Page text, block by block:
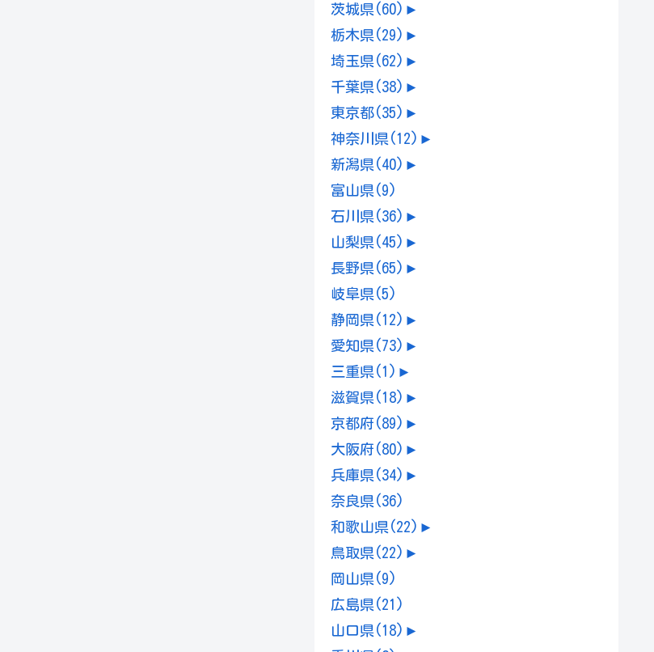
茨城県(60) ►
栃木県(29) ►
埼玉県(62) ►
千葉県(38) ►
東京都(35) ►
神奈川県(12) ►
新潟県(40) ►
富山県(9)
石川県(36) ►
山梨県(45) ►
長野県(65) ►
岐阜県(5)
静岡県(12) ►
愛知県(73) ►
三重県(1) ►
滋賀県(18) ►
京都府 (89) ►
大阪府 (80) ►
兵庫県(34) ►
奈良県(36)
和歌山県(22) ►
鳥取県(22) ►
岡山県(9)
広島県(21)
山口県(18) ►